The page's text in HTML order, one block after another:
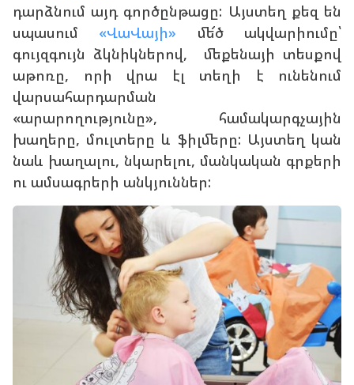
դարձնում այդ գործընթացը: Այստեղ քեզ են
սպասում «ՎաՎայի» մե՜ծ ակվարիումը՝
գույզգույն ձկնիկներով, մեքենայի տեսքով
աթոռը, որի վրա էլ տեղի է ունենում
վարսահարդարման
«արարողությունը», համակարգչային
խաղերը, մուլտերը և ֆիլմերը: Այստեղ կան
նաև խաղալու, նկարելու, մանկական գրքերի
ու ամսագրերի անկյուններ: